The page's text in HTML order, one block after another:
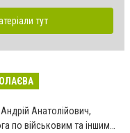
тут
Анатолійович,
по військовим та іншим